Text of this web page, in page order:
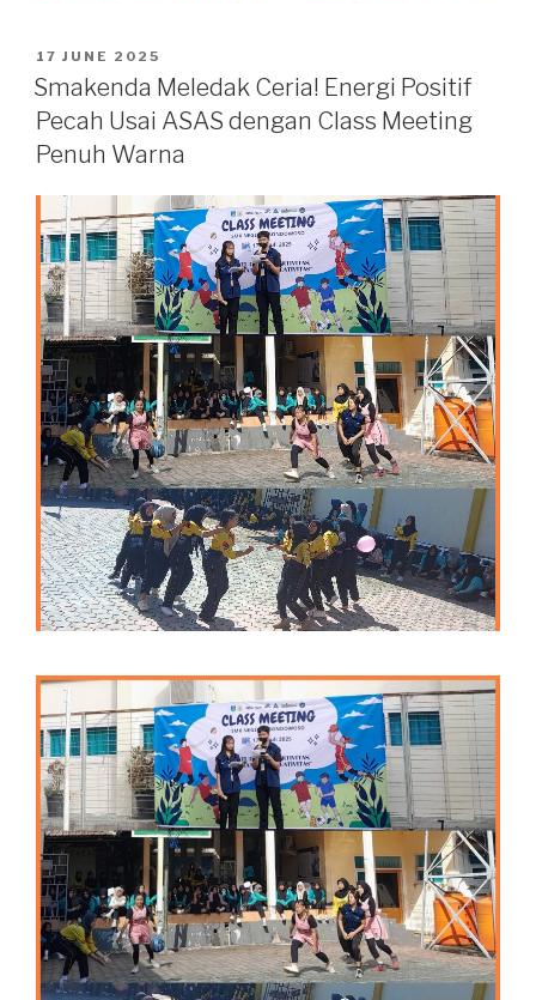
17 JUNE 2025
Smakenda Meledak Ceria! Energi Positif
Pecah Usai ASAS dengan Class Meeting
Penuh Warna